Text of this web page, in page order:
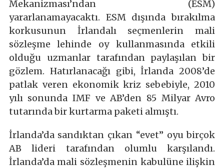
Mekanizması’ndan (ESM)
yararlanamayacaktı. ESM dışında bırakılma
korkusunun İrlandalı seçmenlerin mali
sözleşme lehinde oy kullanmasında etkili
olduğu uzmanlar tarafından paylaşılan bir
gözlem. Hatırlanacağı gibi, İrlanda 2008’de
patlak veren ekonomik kriz sebebiyle, 2010
yılı sonunda IMF ve AB’den 85 Milyar Avro
tutarında bir kurtarma paketi almıştı.
İrlanda’da sandıktan çıkan “evet” oyu birçok
AB lideri tarafından olumlu karşılandı.
İrlanda’da mali sözleşmenin kabulüne ilişkin